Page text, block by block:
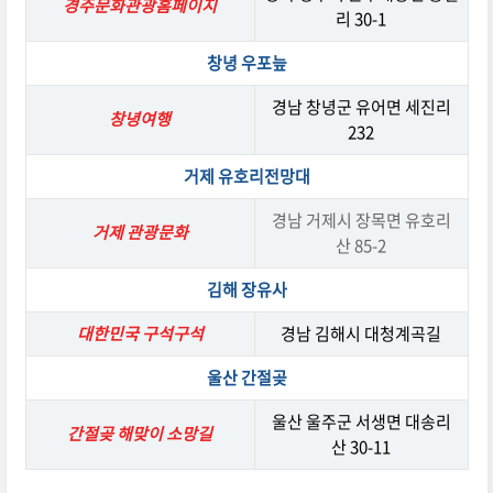
경주문화관광홈페이지
리 30-1
창녕 우포늪
창녕여행
경남 창녕군 유어면 세진리
232
거제 유호리전망대
거제 관광문화
경남 거제시 장목면 유호리
산 85-2
김해 장유사
대한민국 구석구석
경남 김해시 대청계곡길
울산 간절곶
간절곶 해맞이 소망길
울산 울주군 서생면 대송리
산 30-11